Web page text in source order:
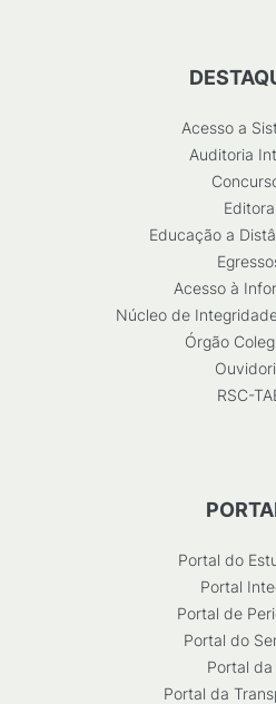
Acesso a
Auditoria
Editora
Educação a
Acesso à
Núcleo de
Órgão
RSC-
Portal do
Portal
Portal de
Portal do
Portal da
Portal da